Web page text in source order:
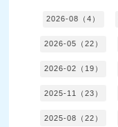
2026-08（4）
2026-05（22）
2026-02（19）
2025-11（23）
2025-08（22）